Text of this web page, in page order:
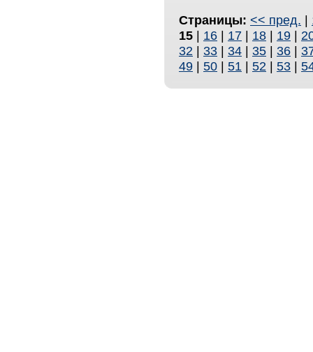
Страницы: << пред. |
15 | 16 | 17 | 18 | 19 |
32 | 33 | 34 | 35 | 36 |
49 | 50 | 51 | 52 | 53 |